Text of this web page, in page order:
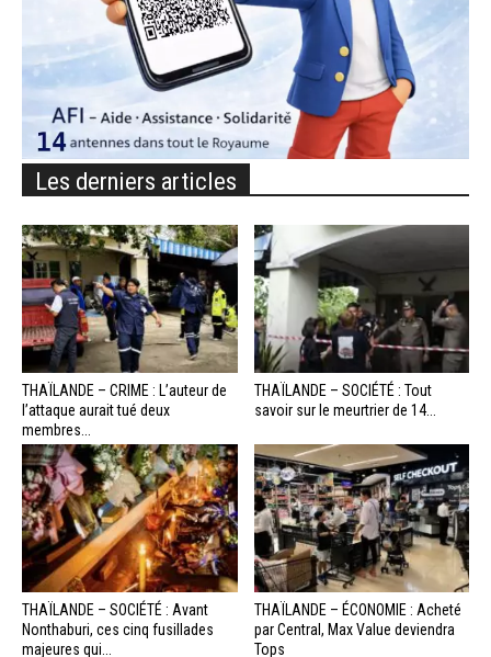
Les derniers articles
THAÏLANDE – CRIME : L’auteur de
l’attaque aurait tué deux
membres...
THAÏLANDE – SOCIÉTÉ : Tout
savoir sur le meurtrier de 14...
THAÏLANDE – SOCIÉTÉ : Avant
Nonthaburi, ces cinq fusillades
majeures qui...
THAÏLANDE – ÉCONOMIE : Acheté
par Central, Max Value deviendra
Tops